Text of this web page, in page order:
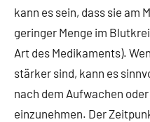
kann es sein, dass sie am
geringer Menge im
Art des Medikaments).
stärker sind, kann es
nach dem Aufwachen
einzunehmen. Der